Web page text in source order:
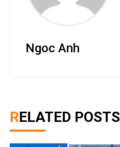
Ngoc Anh
RELATED POSTS